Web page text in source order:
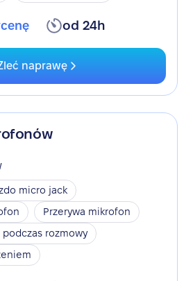
od 24h
naprawę
micro jack
Przerywa mikrofon
podczas rozmowy